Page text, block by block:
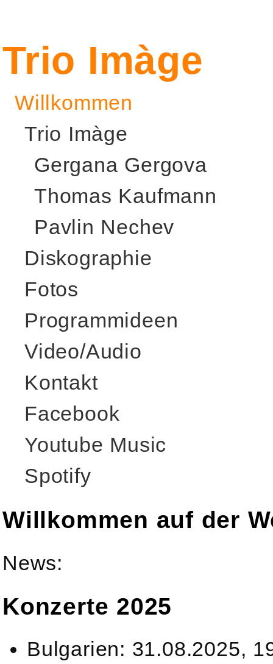
Trio Imàge
Willkommen
Trio Imàge
Gergana Gergova
Thomas Kaufmann
Pavlin Nechev
Diskographie
Fotos
Programmideen
Video/Audio
Kontakt
Facebook
Youtube Music
Spotify
Willkommen auf der
News:
Konzerte 2025
Bulgarien: 31.08.2025,